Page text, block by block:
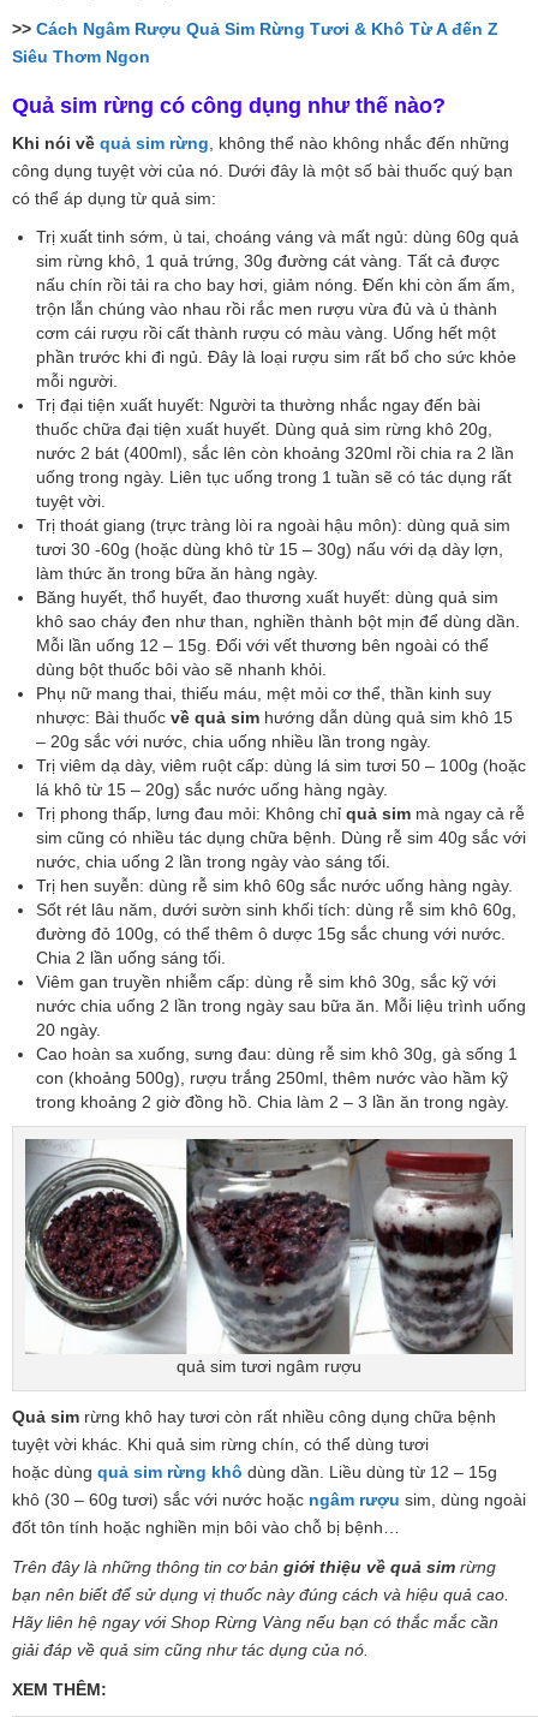
>> Cách Ngâm Rượu Quả Sim Rừng Tươi & Khô Từ A đến Z
Siêu Thơm Ngon
Quả sim rừng có công dụng như thế nào?
Khi nói về quả sim rừng , không thể nào không nhắc đến những
công dụng tuyệt vời của nó. Dưới đây là một số bài thuốc quý bạn
có thể áp dụng từ quả sim:
Trị xuất tinh sớm, ù tai, choáng váng và mất ngủ: dùng 60g quả
sim rừng khô, 1 quả trứng, 30g đường cát vàng. Tất cả được
nấu chín rồi tải ra cho bay hơi, giảm nóng. Đến khi còn ấm ấm,
trộn lẫn chúng vào nhau rồi rắc men rượu vừa đủ và ủ thành
cơm cái rượu rồi cất thành rượu có màu vàng. Uống hết một
phần trước khi đi ngủ. Đây là loại rượu sim rất bổ cho sức khỏe
mỗi người.
Trị đại tiện xuất huyết: Người ta thường nhắc ngay đến bài
thuốc chữa đại tiện xuất huyết. Dùng quả sim rừng khô 20g,
nước 2 bát (400ml), sắc lên còn khoảng 320ml rồi chia ra 2 lần
uống trong ngày. Liên tục uống trong 1 tuần sẽ có tác dụng rất
tuyệt vời.
Trị thoát giang (trực tràng lòi ra ngoài hậu môn): dùng quả sim
tươi 30 -60g (hoặc dùng khô từ 15 – 30g) nấu với dạ dày lợn,
làm thức ăn trong bữa ăn hàng ngày.
Băng huyết, thổ huyết, đao thương xuất huyết: dùng quả sim
khô sao cháy đen như than, nghiền thành bột mịn để dùng dần.
Mỗi lần uống 12 – 15g. Đối với vết thương bên ngoài có thể
dùng bột thuốc bôi vào sẽ nhanh khỏi.
Phụ nữ mang thai, thiếu máu, mệt mỏi cơ thể, thần kinh suy
nhược: Bài thuốc về quả sim hướng dẫn dùng quả sim khô 15
– 20g sắc với nước, chia uống nhiều lần trong ngày.
Trị viêm dạ dày, viêm ruột cấp: dùng lá sim tươi 50 – 100g (hoặc
lá khô từ 15 – 20g) sắc nước uống hàng ngày.
Trị phong thấp, lưng đau mỏi: Không chỉ quả sim mà ngay cả rễ
sim cũng có nhiều tác dụng chữa bệnh. Dùng rễ sim 40g sắc với
nước, chia uống 2 lần trong ngày vào sáng tối.
Trị hen suyễn: dùng rễ sim khô 60g sắc nước uống hàng ngày.
Sốt rét lâu năm, dưới sườn sinh khối tích: dùng rễ sim khô 60g,
đường đỏ 100g, có thể thêm ô dược 15g sắc chung với nước.
Chia 2 lần uống sáng tối.
Viêm gan truyền nhiễm cấp: dùng rễ sim khô 30g, sắc kỹ với
nước chia uống 2 lần trong ngày sau bữa ăn. Mỗi liệu trình uống
20 ngày.
Cao hoàn sa xuống, sưng đau: dùng rễ sim khô 30g, gà sống 1
con (khoảng 500g), rượu trắng 250ml, thêm nước vào hầm kỹ
trong khoảng 2 giờ đồng hồ. Chia làm 2 – 3 lần ăn trong ngày.
quả sim tươi ngâm rượu
Quả sim rừng khô hay tươi còn rất nhiều công dụng chữa bệnh
tuyệt vời khác. Khi quả sim rừng chín, có thể dùng tươi
hoặc dùng quả sim rừng khô dùng dần. Liều dùng từ 12 – 15g
khô (30 – 60g tươi) sắc với nước hoặc ngâm rượu sim, dùng ngoài
đốt tôn tính hoặc nghiền mịn bôi vào chỗ bị bệnh…
Trên đây là những thông tin cơ bản giới thiệu về quả sim rừng
bạn nên biết để sử dụng vị thuốc này đúng cách và hiệu quả cao.
Hãy liên hệ ngay với Shop Rừng Vàng nếu bạn có thắc mắc cần
giải đáp về quả sim cũng như tác dụng của nó.
XEM THÊM: